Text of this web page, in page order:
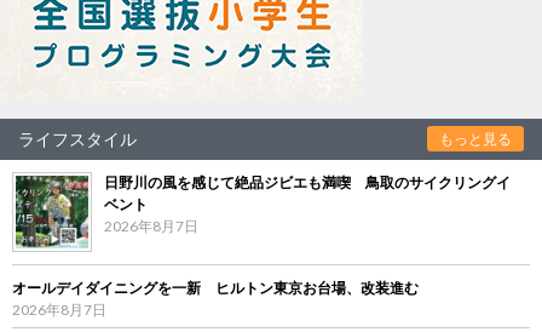
ライフスタイル もっと見る
日野川の風を感じて絶品ジビエも満喫 鳥取のサイクリングイ
ベント
2026年8月7日
オールデイダイニングを一新 ヒルトン東京お台場、改装進む
2026年8月7日